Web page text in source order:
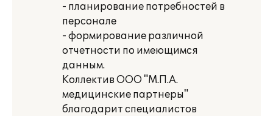
- планирование потребностей в
персонале
- формирование различной
отчетности по имеющимся
данным.
Коллектив ООО "М.П.А.
медицинские партнеры"
благодарит специалистов